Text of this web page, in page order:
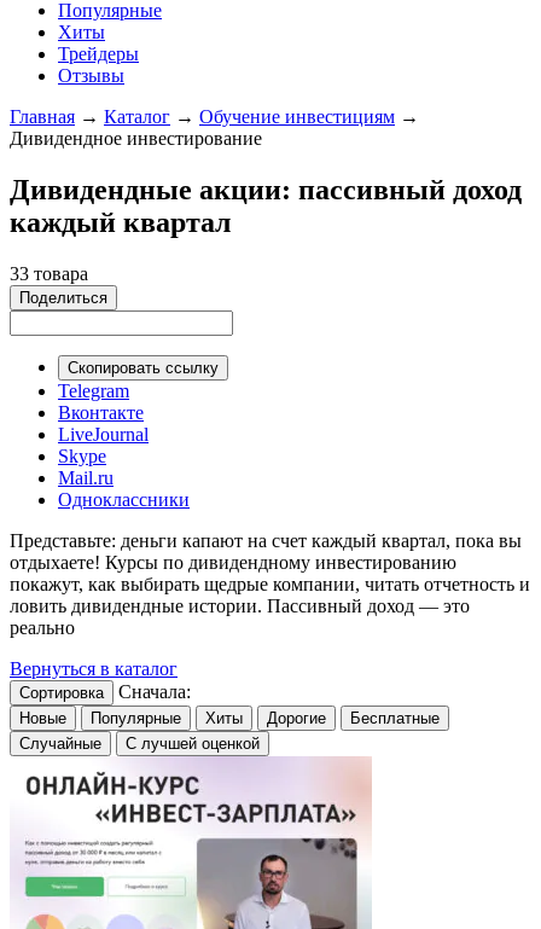
Популярные
Хиты
Трейдеры
Отзывы
Главная → Каталог → Обучение инвестициям →
Дивидендное инвестирование
Дивидендные акции: пассивный доход
каждый квартал
33 товара
Поделиться
Скопировать ссылку
Telegram
Вконтакте
LiveJournal
Skype
Mail.ru
Одноклассники
Представьте: деньги капают на счет каждый квартал, пока вы
отдыхаете! Курсы по дивидендному инвестированию
покажут, как выбирать щедрые компании, читать отчетность и
ловить дивидендные истории. Пассивный доход — это
реально
Вернуться в каталог
Сортировка Сначала:
Новые Популярные Хиты Дорогие
Бесплатные
Случайные
С лучшей оценкой